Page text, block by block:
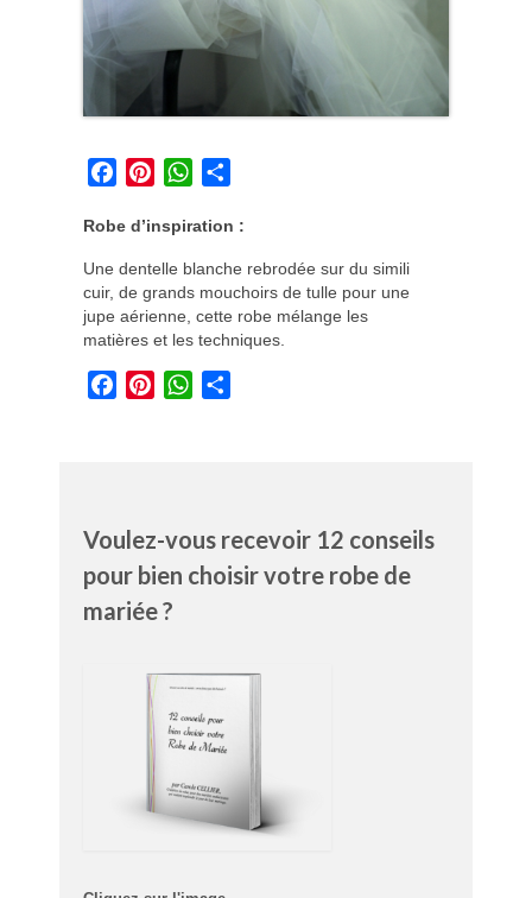
FacebookPinterestWhatsApp
Robe d’inspiration :
Une dentelle blanche rebrodée sur du simili
cuir, de grands mouchoirs de tulle pour une
jupe aérienne, cette robe mélange les
matières et les techniques.
FacebookPinterestWhatsApp
Voulez-vous recevoir 12 conseils
pour bien choisir votre robe de
mariée ?